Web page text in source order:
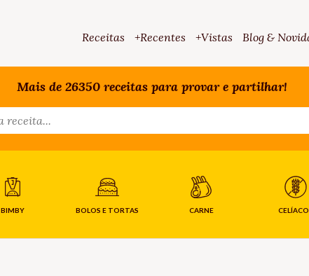
Receitas +Recentes +Vistas Blog &
Mais de 26350 receitas para provar e partilhar!
BIMBY BOLOS E TORTAS CARNE